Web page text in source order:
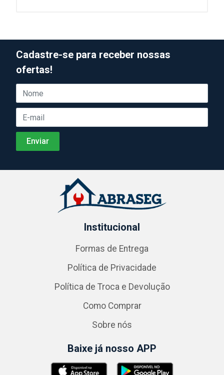
Cadastre-se para receber nossas
ofertas!
Institucional
Formas de Entrega
Política de Privacidade
Política de Troca e Devolução
Como Comprar
Sobre nós
Baixe já nosso APP